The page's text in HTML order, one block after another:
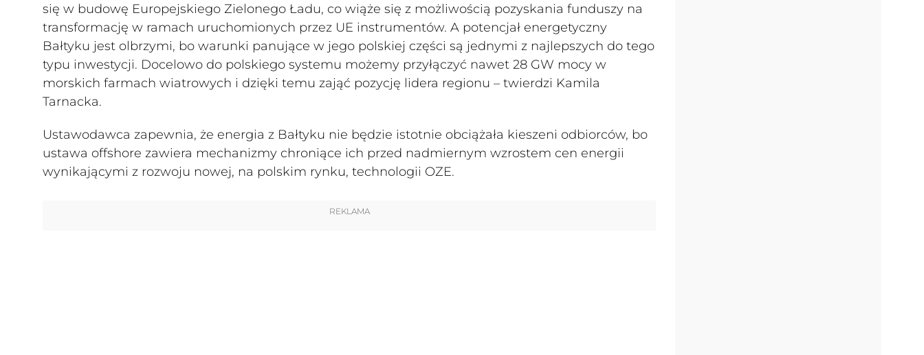
się w budowę Europejskiego Zielonego Ładu, co wiąże się z możliwością pozyskania funduszy na
transformację w ramach uruchomionych przez UE instrumentów. A potencjał energetyczny
Bałtyku jest olbrzymi, bo warunki panujące w jego polskiej części są jednymi z najlepszych do tego
typu inwestycji. Docelowo do polskiego systemu możemy przyłączyć nawet 28 GW mocy w
morskich farmach wiatrowych i dzięki temu zająć pozycję lidera regionu – twierdzi Kamila
Tarnacka.
Ustawodawca zapewnia, że energia z Bałtyku nie będzie istotnie obciążała kieszeni odbiorców, bo
ustawa offshore zawiera mechanizmy chroniące ich przed nadmiernym wzrostem cen energii
wynikającymi z rozwoju nowej, na polskim rynku, technologii OZE.
REKLAMA